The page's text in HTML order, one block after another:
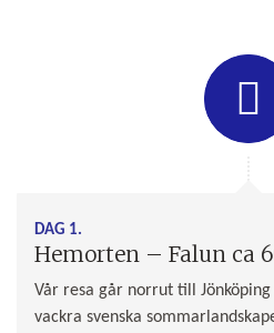
DAG 1.
Hemorten – Falun ca
Vår resa går norrut till
vackra svenska